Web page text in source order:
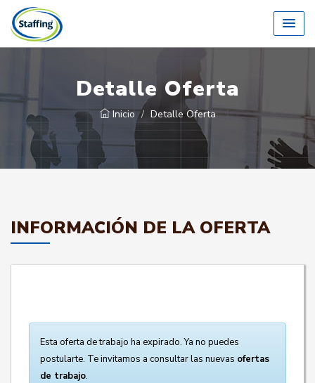
Detalle Oferta
Inicio Detalle Oferta
INFORMACIÓN DE LA OFERTA
Esta oferta de trabajo ha expirado. Ya no puedes
postularte. Te invitamos a consultar las nuevas ofertas
de trabajo.